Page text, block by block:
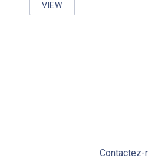
VIEW
PROCÉDURE DE
Contactez-